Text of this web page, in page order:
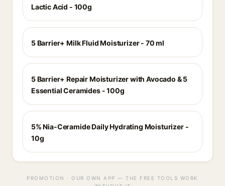
Lactic Acid - 100g
5 Barrier+ Milk Fluid Moisturizer - 70 ml
5 Barrier+ Repair Moisturizer with Avocado & 5
Essential Ceramides - 100g
5% Nia-Ceramide Daily Hydrating Moisturizer -
10g
PROMOTION · OUR OWN APP — THE FREE TOOLS WORK